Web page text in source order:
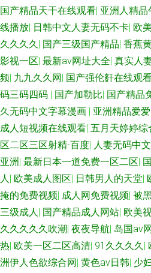
国产精品天干在线观看| 亚洲人精品
线播放| 日韩中文人妻无码不卡| 欧
久久久久| 国产三级国产精品| 香蕉
影视一区| 最新av网址大全| 真实人
频| 九九久久网| 国产强伦姧在线观
码三码四码 | 国产加勒比| 国产精品
久无码中文字幕漫画 | 亚洲精品爱爱
成人短视频在线观看| 五月天婷婷综
区二区三区射精-百度| 人妻无码中
亚洲 | 最新日本一道免费一区二区|
人| 欧美成人图区| 日韩男人的天堂|
掩的免费视频| 成人网免费视频| 被
三级成人| 国产精品成人网站| 欧美
久久久久久吹潮| 夜夜导航| 岛国av
热| 欧美一区二区高清| 91久久久久|
洲伊人色欲综合网| 黄色av日韩| 少